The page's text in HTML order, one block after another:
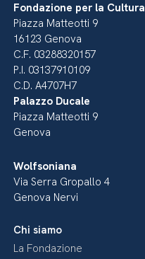
Fondazione per la Cultura
Piazza Matteotti 9
16123 Genova
C.F. 03288320157
P.I. 03137910109
C.D. A4707H7
Palazzo Ducale
Piazza Matteotti 9
Genova
Wolfsoniana
Via Serra Gropallo 4
Genova Nervi
Chi siamo
La Fondazione